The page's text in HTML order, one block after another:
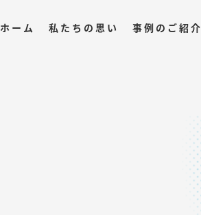
ホーム 私たちの思い 事例のご紹介